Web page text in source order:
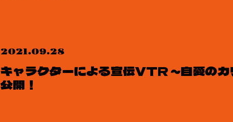
2021.09.28
キャラクターによる宣伝VTR ～自愛のカ
公開！